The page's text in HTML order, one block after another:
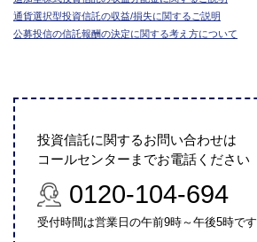
通貨選択型投資信託の収益/損失に関するご説明
公募投信の信託報酬の決定に関する考え方について
投資信託に関するお問い合わせは
コールセンターまでお電話ください
0120-104-694
受付時間は営業日の午前9時～午後5時です